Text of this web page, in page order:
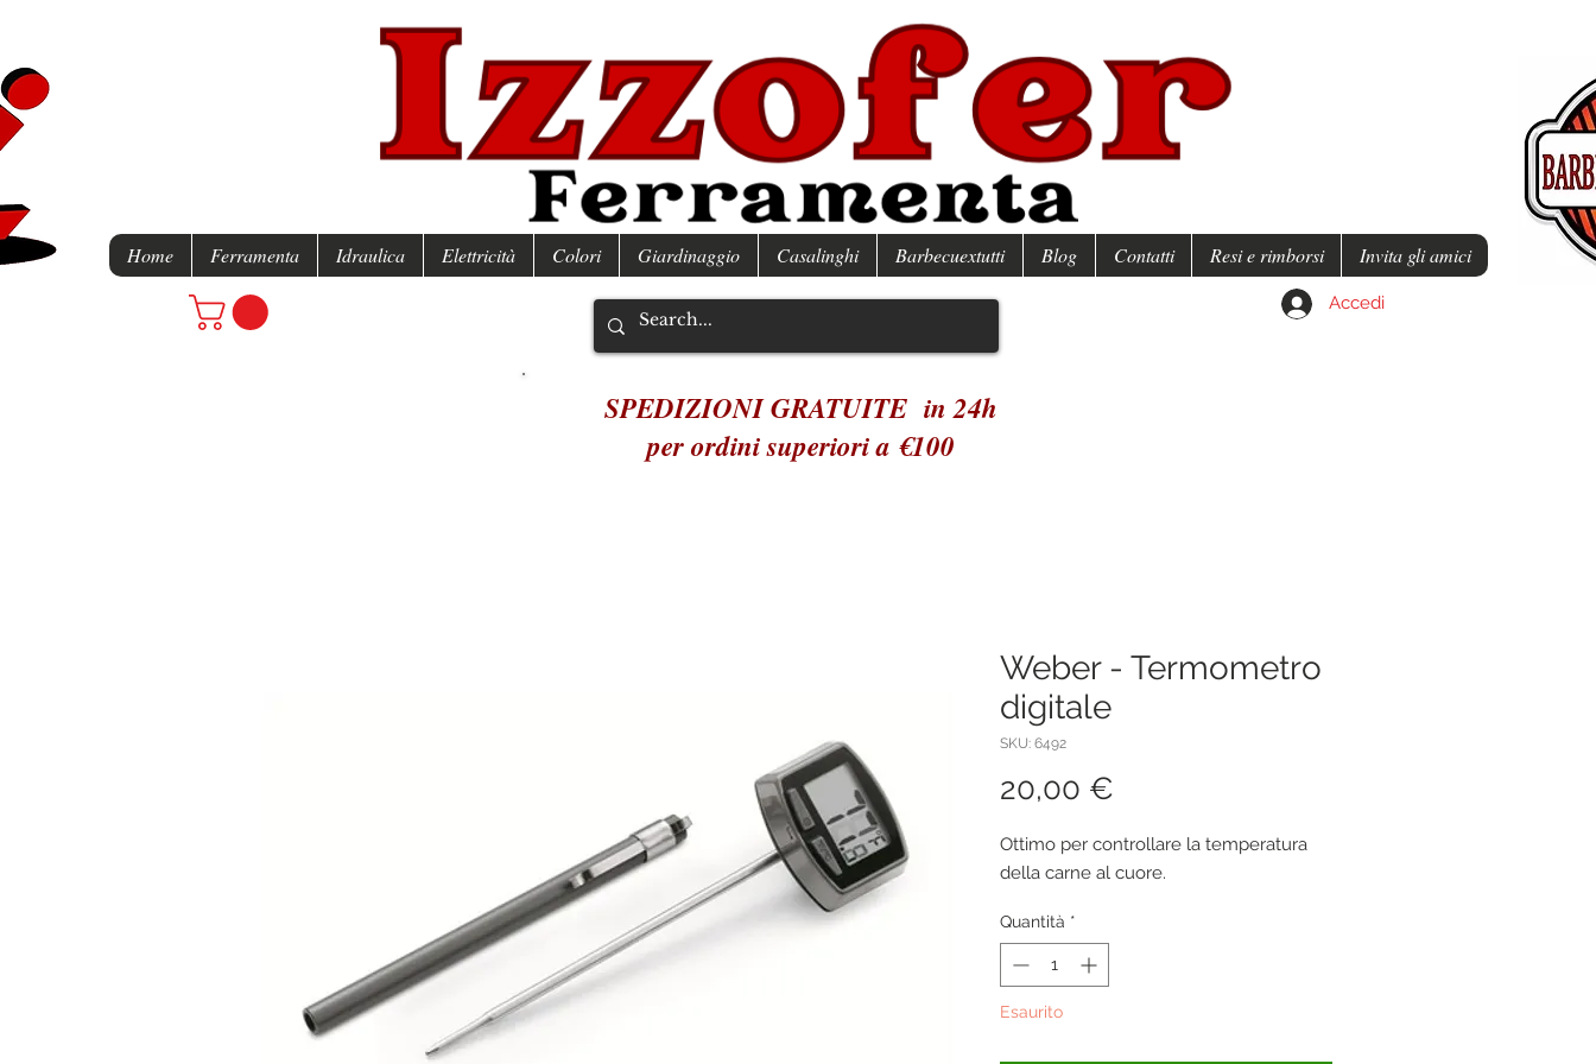
Home Ferramenta Idraulica Elettricità Colori Giardinaggio Casalinghi Barbecuextutti Blog Contatti Resi e rimborsi Invita gli amici
Accedi
SPEDIZIONI GRATUITE in 24h
per ordini superiori a €100
Weber - Termometro
digitale
SKU: 6492
20,00 €
Ottimo per controllare la temperatura
della carne al cuore.
Quantità *
Esaurito